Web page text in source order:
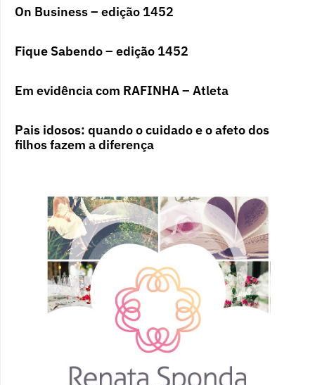
On Business – edição 1452
Fique Sabendo – edição 1452
Em evidência com RAFINHA – Atleta
Pais idosos: quando o cuidado e o afeto dos
filhos fazem a diferença